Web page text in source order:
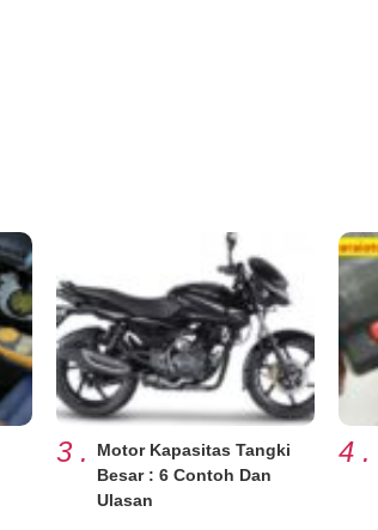
3 .
Motor Kapasitas Tangki
Besar : 6 Contoh Dan
Ulasan
4 .